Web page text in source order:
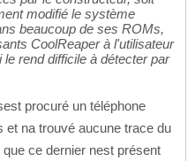
modifié le système
beaucoup de ses ROMs,
CoolReaper à l'utilisateur
rend difficile à détecter par
procuré un téléphone
na trouvé aucune trace du
ce dernier nest présent